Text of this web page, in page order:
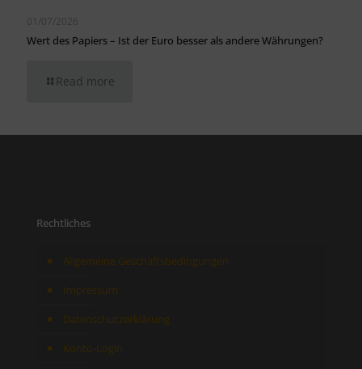
01/07/2026
Wert des Papiers – Ist der Euro besser als andere Währungen?
Read more
Rechtliches
Allgemeine Geschäftsbedingungen
Impressum
Datenschutzerklärung
Konto-Login